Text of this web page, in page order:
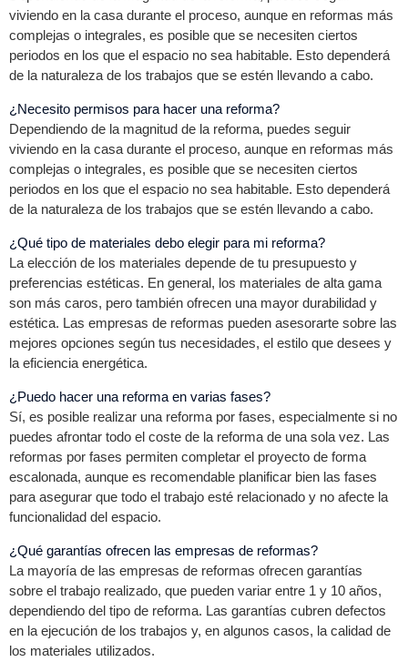
viviendo en la casa durante el proceso, aunque en reformas más
complejas o integrales, es posible que se necesiten ciertos
periodos en los que el espacio no sea habitable. Esto dependerá
de la naturaleza de los trabajos que se estén llevando a cabo.
¿Necesito permisos para hacer una reforma?
Dependiendo de la magnitud de la reforma, puedes seguir
viviendo en la casa durante el proceso, aunque en reformas más
complejas o integrales, es posible que se necesiten ciertos
periodos en los que el espacio no sea habitable. Esto dependerá
de la naturaleza de los trabajos que se estén llevando a cabo.
¿Qué tipo de materiales debo elegir para mi reforma?
La elección de los materiales depende de tu presupuesto y
preferencias estéticas. En general, los materiales de alta gama
son más caros, pero también ofrecen una mayor durabilidad y
estética. Las empresas de reformas pueden asesorarte sobre las
mejores opciones según tus necesidades, el estilo que desees y
la eficiencia energética.
¿Puedo hacer una reforma en varias fases?
Sí, es posible realizar una reforma por fases, especialmente si no
puedes afrontar todo el coste de la reforma de una sola vez. Las
reformas por fases permiten completar el proyecto de forma
escalonada, aunque es recomendable planificar bien las fases
para asegurar que todo el trabajo esté relacionado y no afecte la
funcionalidad del espacio.
¿Qué garantías ofrecen las empresas de reformas?
La mayoría de las empresas de reformas ofrecen garantías
sobre el trabajo realizado, que pueden variar entre 1 y 10 años,
dependiendo del tipo de reforma. Las garantías cubren defectos
en la ejecución de los trabajos y, en algunos casos, la calidad de
los materiales utilizados.